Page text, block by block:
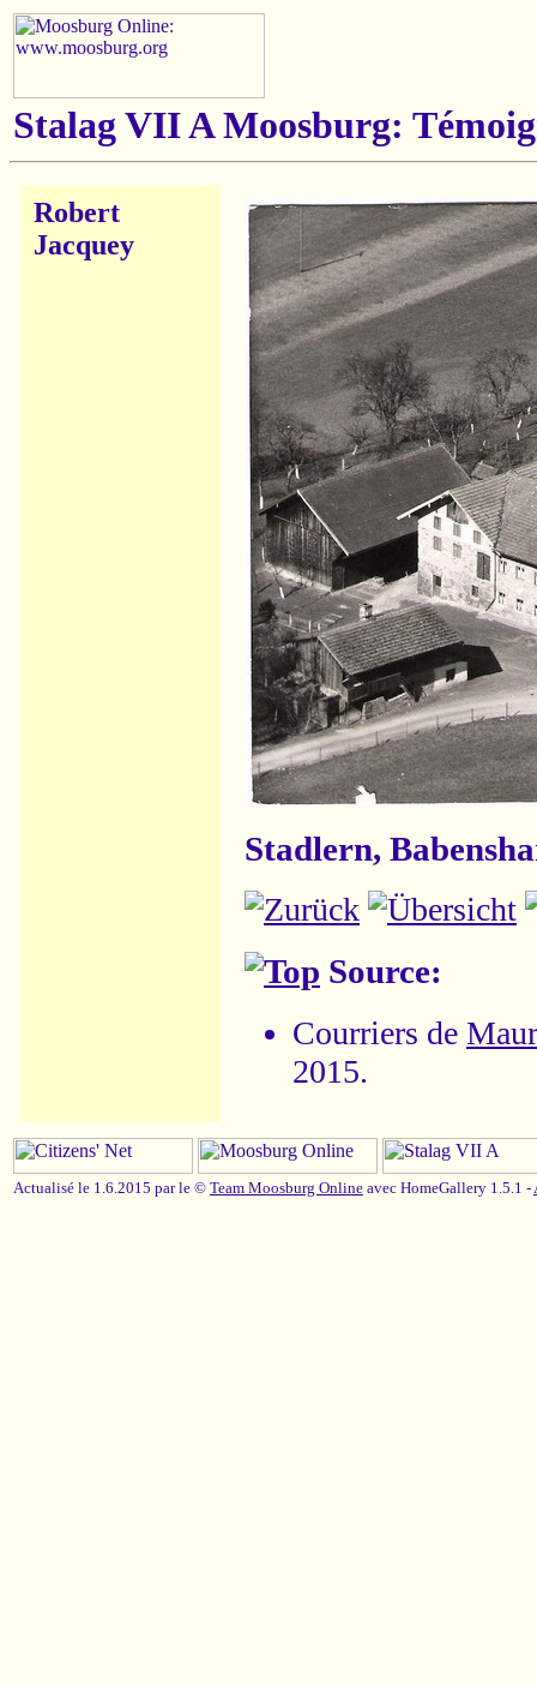
Stalag VII A Moosburg:
Robert
Jacquey
Stadlern,
Source:
Courriers de
2015.
Actualisé le 1.6.2015 par le © Team Moosburg Online avec HomeGallery 1.5.1 -